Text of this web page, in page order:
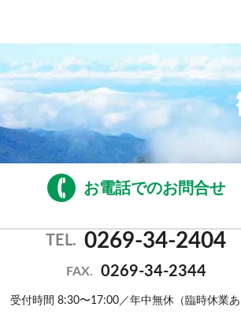
お電話でのお問合せ
TEL. 0269-34-2404
FAX. 0269-34-2344
受付時間 8:30〜17:00／年中無休（臨時休業あ